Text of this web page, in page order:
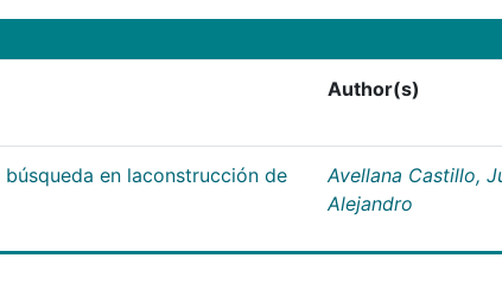
Author(s)
en laconstrucción de
Avellana Castillo,
Alejandro